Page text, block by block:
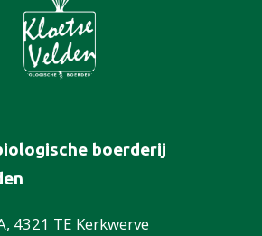
boerderij
4321 TE Kerkwerve